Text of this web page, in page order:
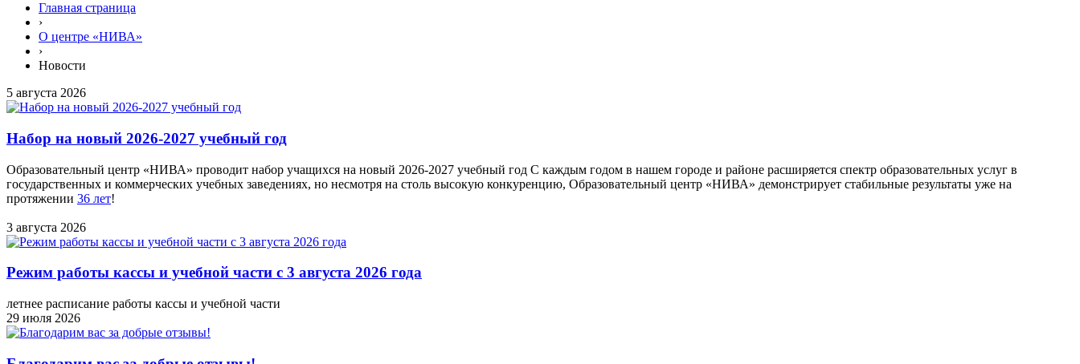
Главная страница
›
О центре «НИВА»
›
Новости
5 августа 2026
Набор на новый 2026-2027 учебный год
Образовательный центр «НИВА» проводит набор учащихся на новый 2026-2027 учебный год С каждым годом в нашем городе и районе расширяется спектр образовательных услуг в
государственных и коммерческих учебных заведениях, но несмотря на столь высокую конкуренцию, Образовательный центр «НИВА» демонстрирует стабильные результаты уже на
протяжении 36 лет!
3 августа 2026
Режим работы кассы и учебной части с 3 августа 2026 года
летнее расписание работы кассы и учебной части
29 июля 2026